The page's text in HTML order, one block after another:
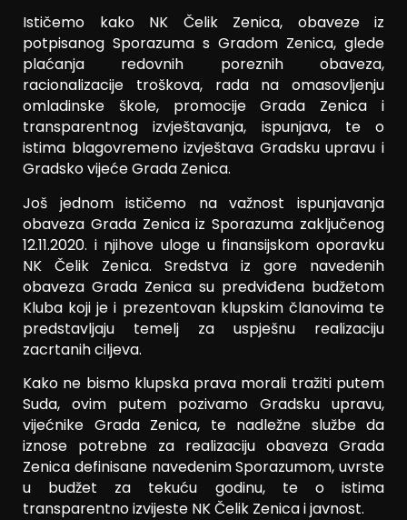
Ističemo kako NK Čelik Zenica, obaveze iz
potpisanog Sporazuma s Gradom Zenica, glede
plaćanja redovnih poreznih obaveza,
racionalizacije troškova, rada na omasovljenju
omladinske škole, promocije Grada Zenica i
transparentnog izvještavanja, ispunjava, te o
istima blagovremeno izvještava Gradsku upravu i
Gradsko vijeće Grada Zenica.
Još jednom ističemo na važnost ispunjavanja
obaveza Grada Zenica iz Sporazuma zaključenog
12.11.2020. i njihove uloge u finansijskom oporavku
NK Čelik Zenica. Sredstva iz gore navedenih
obaveza Grada Zenica su predviđena budžetom
Kluba koji je i prezentovan klupskim članovima te
predstavljaju temelj za uspješnu realizaciju
zacrtanih ciljeva.
Kako ne bismo klupska prava morali tražiti putem
Suda, ovim putem pozivamo Gradsku upravu,
vijećnike Grada Zenica, te nadležne službe da
iznose potrebne za realizaciju obaveza Grada
Zenica definisane navedenim Sporazumom, uvrste
u budžet za tekuću godinu, te o istima
transparentno izvijeste NK Čelik Zenica i javnost.